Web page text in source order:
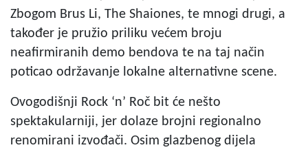
Zbogom Brus Li, The Shaiones, te mnogi drugi, a
također je pružio priliku većem broju
neafirmiranih demo bendova te na taj način
poticao održavanje lokalne alternativne scene.
Ovogodišnji Rock ‘n’ Roč bit će nešto
spektakularniji, jer dolaze brojni regionalno
renomirani izvođači. Osim glazbenog dijela